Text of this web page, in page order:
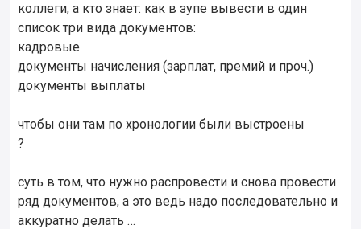
коллеги, а кто знает: как в зупе вывести в один
список три вида документов:
кадровые
документы начисления (зарплат, премий и проч.)
документы выплаты
чтобы они там по хронологии были выстроены
?
суть в том, что нужно распровести и снова провести
ряд документов, а это ведь надо последовательно и
аккуратно делать …